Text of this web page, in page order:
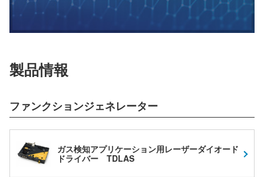
製品情報
ファンクションジェネレーター
ガス検知アプリケーション用レーザーダイオード
ドライバー TDLAS